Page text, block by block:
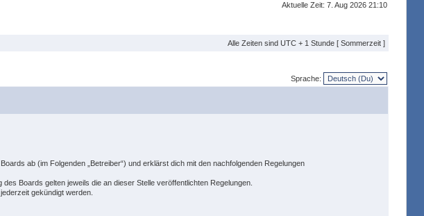
Aktuelle Zeit: 7. Aug 2026 21:10
Alle Zeiten sind UTC + 1 Stunde [ Sommerzeit ]
Sprache:
ab (im Folgenden „Betreiber“) und erklärst dich mit den nachfolgenden Regelungen
Boards gelten jeweils die an dieser Stelle veröffentlichten Regelungen.
gekündigt werden.